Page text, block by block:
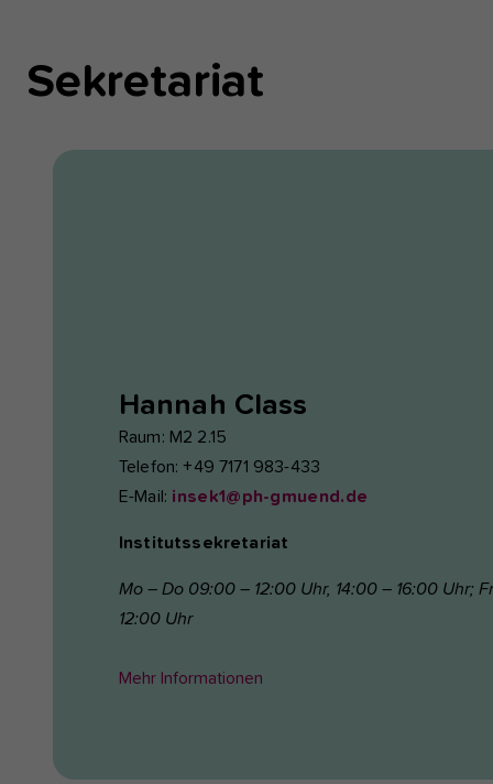
Sekretariat
Hannah Class
Raum: M2 2.15
Telefon: +49 7171 983-433
E-Mail: insek1@ph-gmuend.de
Institutssekretariat
Mo – Do 09:00 – 12:00 Uhr, 14:00 – 16:00 Uhr;
12:00 Uhr
Mehr Informationen